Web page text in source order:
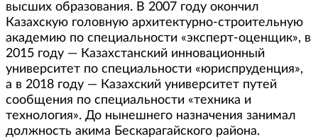
высших образования. В 2007 году окончил
Казахскую головную архитектурно-строительную
академию по специальности «эксперт-оценщик», в
2015 году — Казахстанский инновационный
университет по специальности «юриспруденция»,
а в 2018 году — Казахский университет путей
сообщения по специальности «техника и
технология». До нынешнего назначения занимал
должность акима Бескарагайского района.